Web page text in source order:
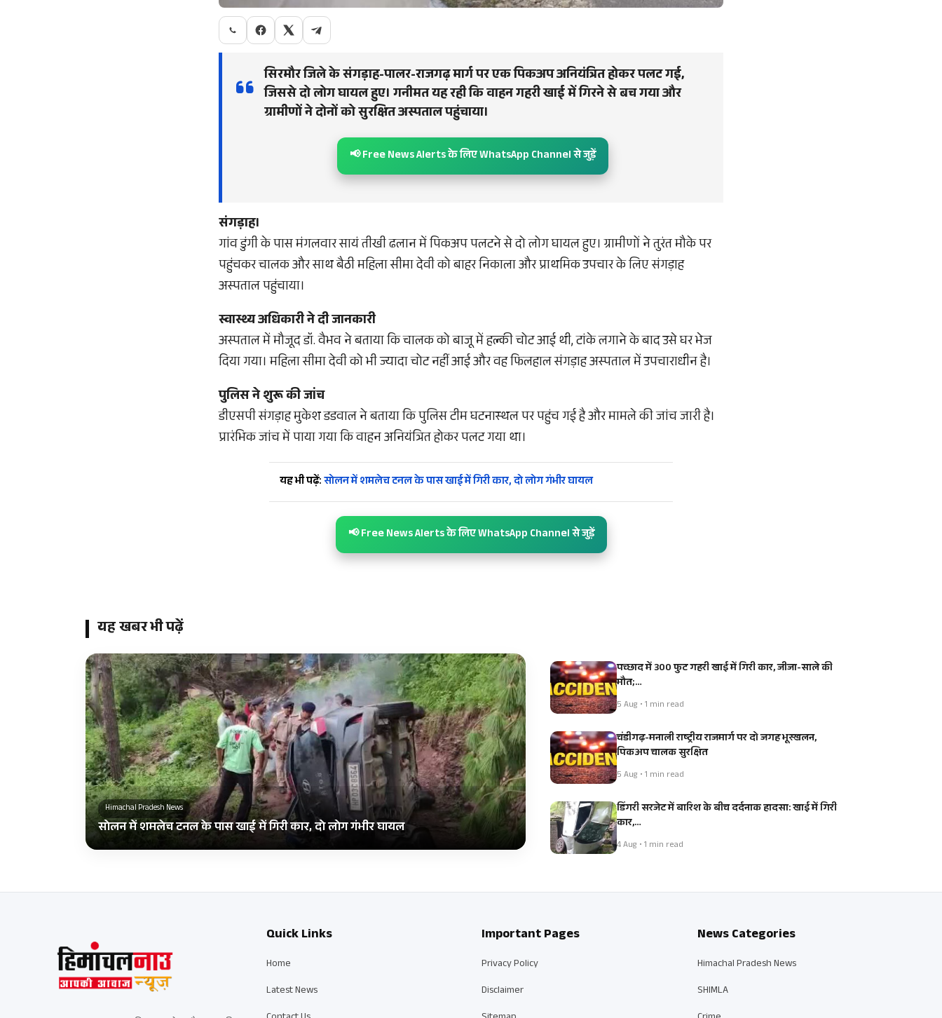
सिरमौर जिले के संगड़ाह-पालर-राजगढ़ मार्ग पर एक पिकअप अनियंत्रित होकर पलट गई,
जिससे दो लोग घायल हुए। गनीमत यह रही कि वाहन गहरी खाई में गिरने से बच गया और
ग्रामीणों ने दोनों को सुरक्षित अस्पताल पहुंचाया।
📢 Free News Alerts के लिए WhatsApp Channel से जुड़ें
संगड़ाह।
गांव डुंगी के पास मंगलवार सायं तीखी ढलान में पिकअप पलटने से दो लोग घायल हुए। ग्रामीणों ने तुरंत मौके पर
पहुंचकर चालक और साथ बैठी महिला सीमा देवी को बाहर निकाला और प्राथमिक उपचार के लिए संगड़ाह
अस्पताल पहुंचाया।
स्वास्थ्य अधिकारी ने दी जानकारी
अस्पताल में मौजूद डॉ. वैभव ने बताया कि चालक को बाजू में हल्की चोट आई थी, टांके लगाने के बाद उसे घर भेज
दिया गया। महिला सीमा देवी को भी ज्यादा चोट नहीं आई और वह फिलहाल संगड़ाह अस्पताल में उपचाराधीन है।
पुलिस ने शुरू की जांच
डीएसपी संगड़ाह मुकेश डडवाल ने बताया कि पुलिस टीम घटनास्थल पर पहुंच गई है और मामले की जांच जारी है।
प्रारंभिक जांच में पाया गया कि वाहन अनियंत्रित होकर पलट गया था।
यह भी पढ़ें:सोलन में शमलेच टनल के पास खाई में गिरी कार, दो लोग गंभीर घायल
📢 Free News Alerts के लिए WhatsApp Channel से जुड़ें
यह खबर भी पढ़ें
Himachal Pradesh News
सोलन में शमलेच टनल के पास खाई में गिरी कार, दो लोग गंभीर घायल
पच्छाद में 300 फुट गहरी खाई में गिरी कार, जीजा-साले की
मौत;…
5 Aug • 1 min read
चंडीगढ़-मनाली राष्ट्रीय राजमार्ग पर दो जगह भूस्खलन,
पिकअप चालक सुरक्षित
5 Aug • 1 min read
डिंगरी सरजेट में बारिश के बीच दर्दनाक हादसा: खाई में गिरी
कार,…
4 Aug • 1 min read
Quick Links
Home
Latest News
Important Pages
Privacy Policy
Disclaimer
News Categories
Himachal Pradesh News
SHIMLA